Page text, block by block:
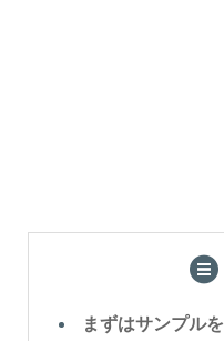
まずはサンプルを